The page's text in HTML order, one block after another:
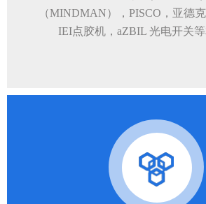
（MINDMAN），PISCO，亚德
IEI点胶机，aZBIL 光电开关等